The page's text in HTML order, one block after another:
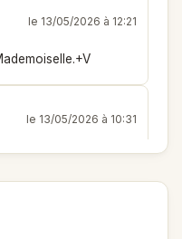
le 13/05/2026 à 12:21
le 13/05/2026 à 10:31
on se prélasse